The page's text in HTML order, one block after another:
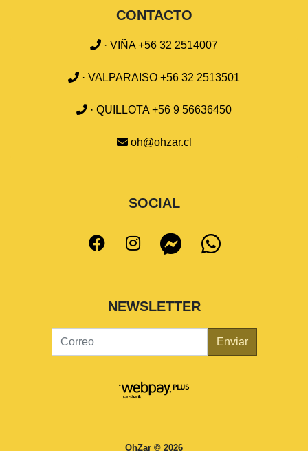
CONTACTO
· VIÑA +56 32 2514007
· VALPARAISO +56 32 2513501
· QUILLOTA +56 9 56636450
oh@ohzar.cl
SOCIAL
NEWSLETTER
Enviar
OhZar © 2026